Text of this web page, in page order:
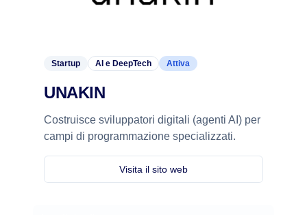
Startup AI e DeepTech Attiva
UNAKIN
Costruisce sviluppatori digitali (agenti AI) per
campi di programmazione specializzati.
Visita il sito web